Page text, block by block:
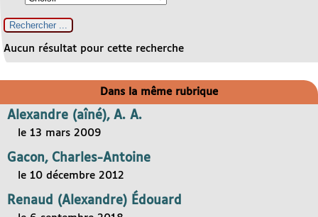
Aucun résultat pour cette recherche
Dans la même rubrique
Alexandre (aîné), A. A.
le 13 mars 2009
Gacon, Charles-Antoine
le 10 décembre 2012
Renaud (Alexandre) Édouard